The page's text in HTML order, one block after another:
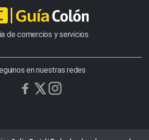
de comercios y servicios
en nuestras redes